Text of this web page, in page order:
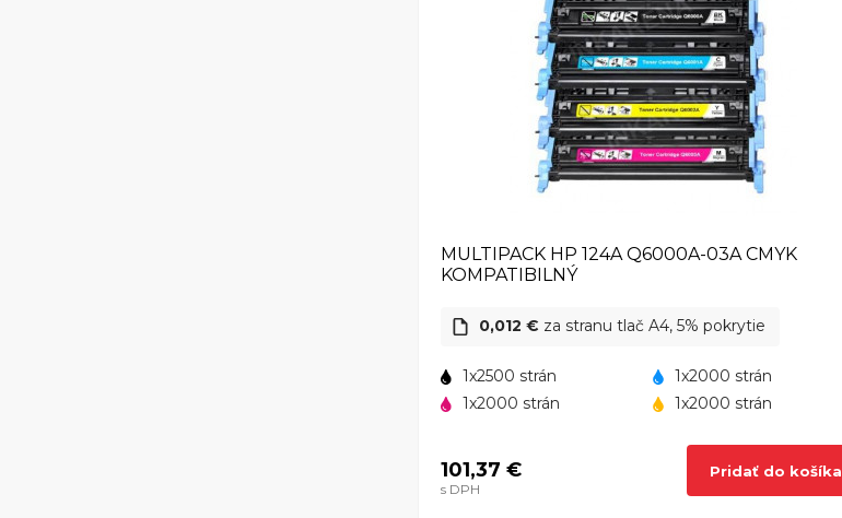
MULTIPACK HP 124A Q6000A-03A CMYK
KOMPATIBILNÝ
0,012 € za stranu tlač A4, 5% pokrytie
1x2500 strán
1x2000 strán
1x2000 strán
1x2000 strán
101,37 €
s DPH
Pridať do košíka